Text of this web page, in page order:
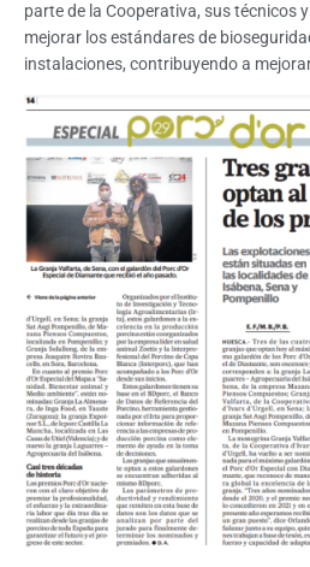
parte de la Cooperativa, sus técnicos
mejorar los estándares de
instalaciones, contribuyendo a